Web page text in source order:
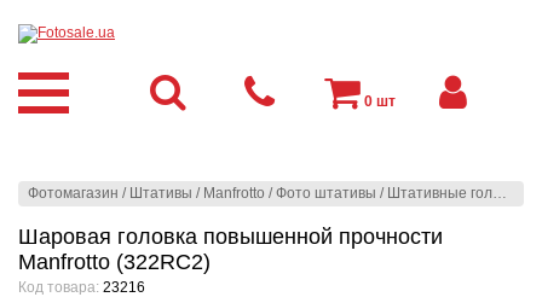
Фотомагазин / Штативы / Manfrotto /Фото штативы / Штативные головы
Шаровая головка повышенной прочности
Manfrotto (322RC2)
Код товара: 23216
0 шт